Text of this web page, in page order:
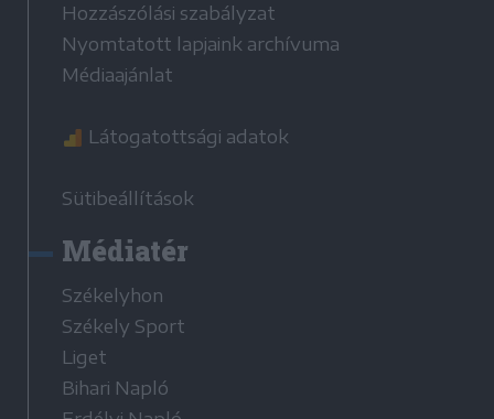
Hozzászólási szabályzat
Nyomtatott lapjaink archívuma
Médiaajánlat
Látogatottsági adatok
Sütibeállítások
Médiatér
Székelyhon
Székely Sport
Liget
Bihari Napló